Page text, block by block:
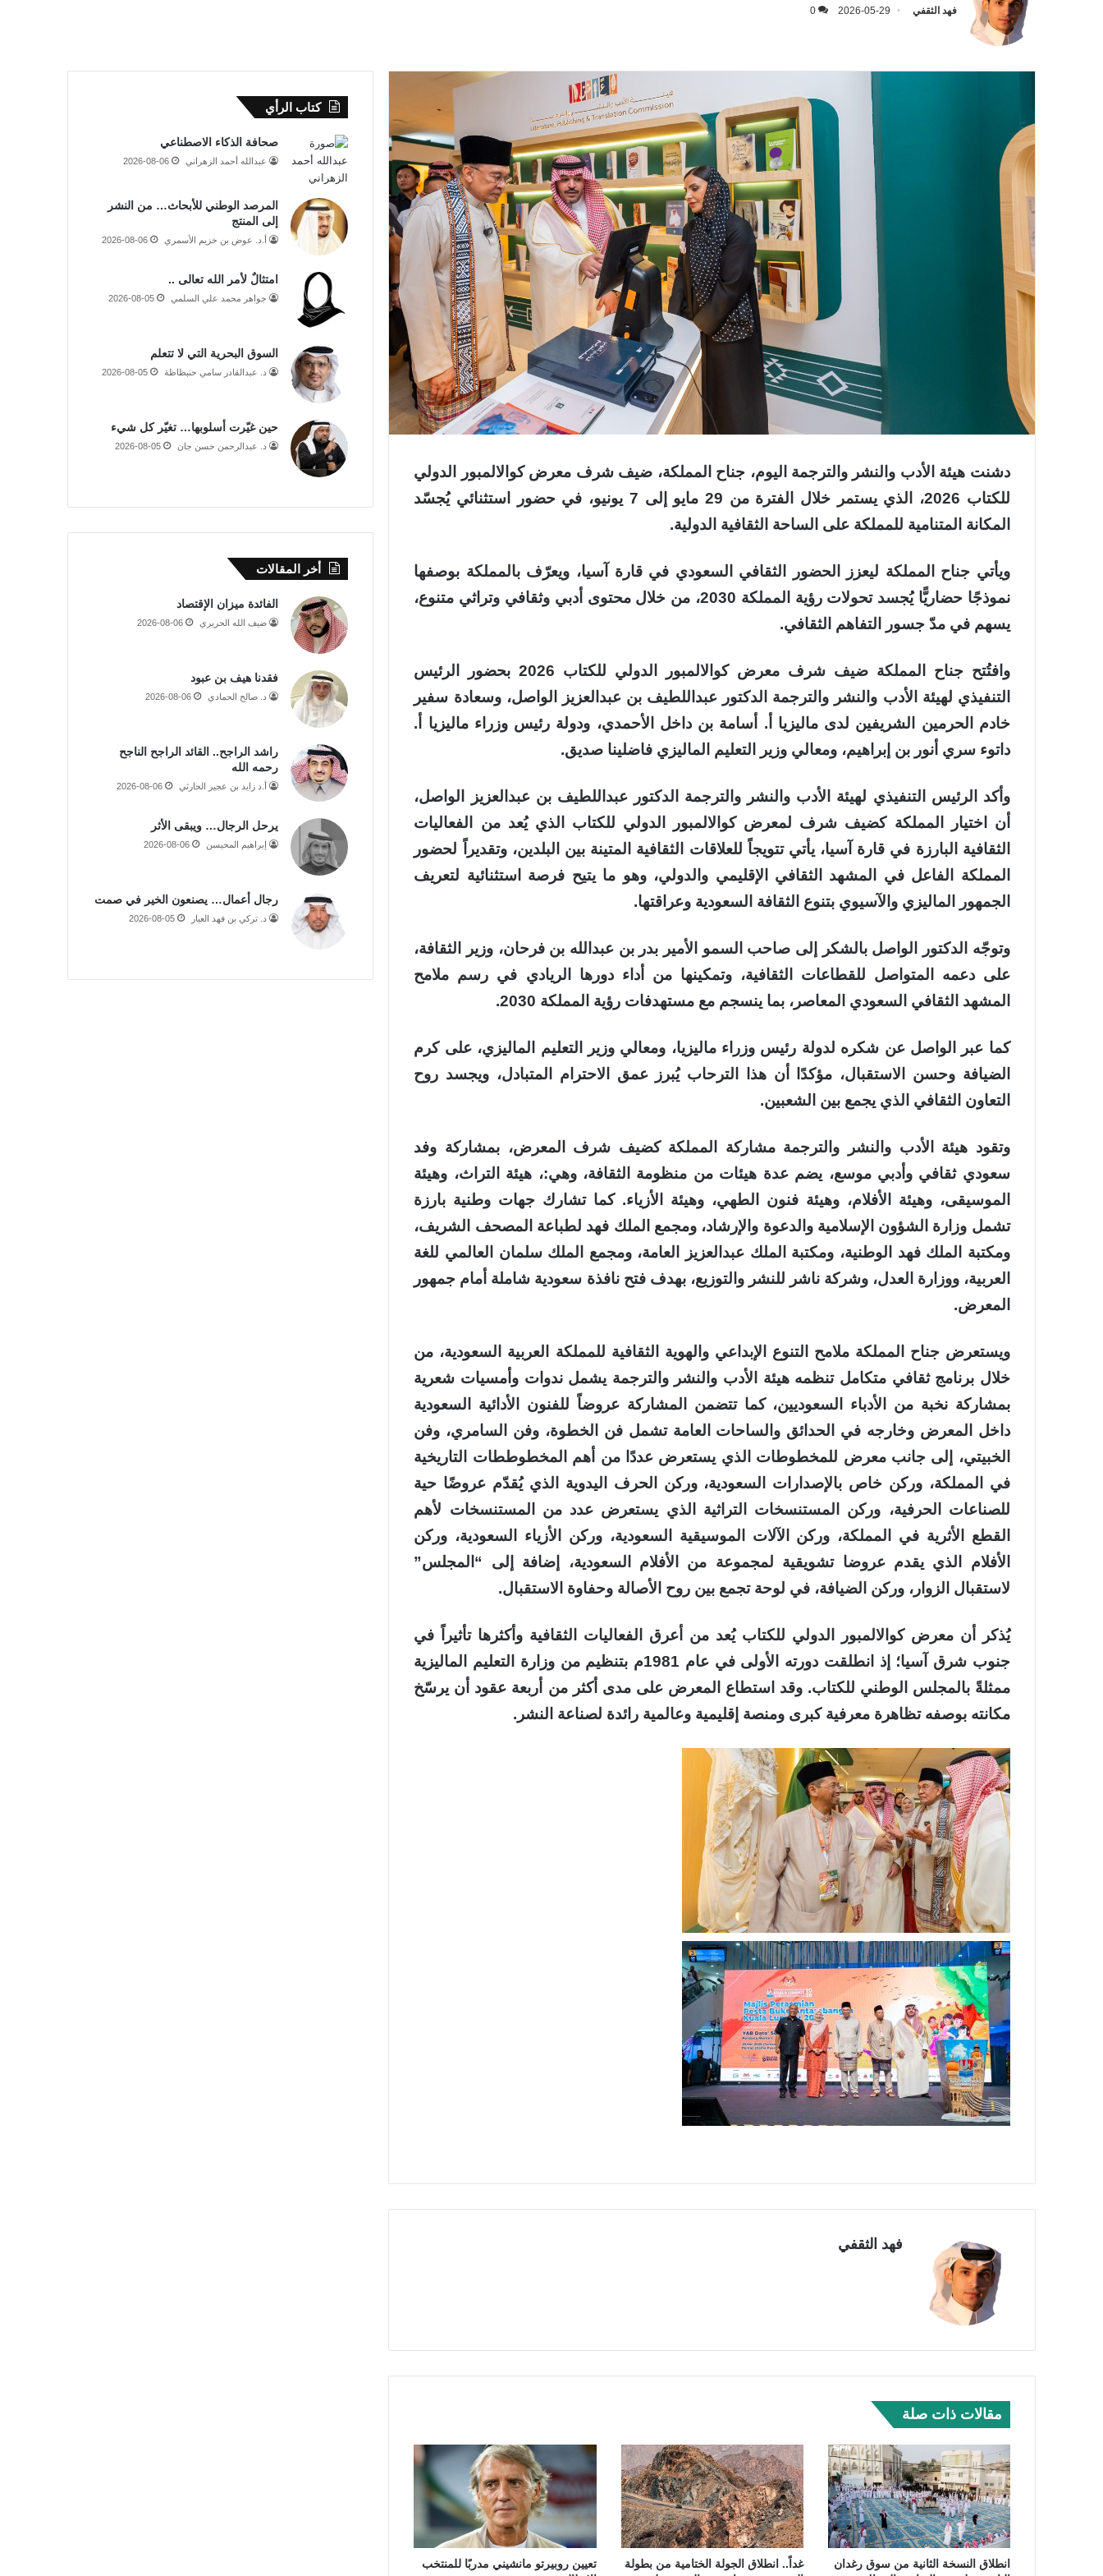
فهد الثقفي 2026-05-29
0
دشنت هيئة الأدب والنشر والترجمة اليوم، جناح المملكة، ضيف شرف معرض كوالالمبور الدولي
للكتاب 2026، الذي يستمر خلال الفترة من 29 مايو إلى 7 يونيو، في حضور استثنائي يُجسّد
المكانة المتنامية للمملكة على الساحة الثقافية الدولية.
ويأتي جناح المملكة ليعزز الحضور الثقافي السعودي في قارة آسيا، ويعرّف بالمملكة بوصفها
نموذجًا حضاريًّا يُجسد تحولات رؤية المملكة 2030، من خلال محتوى أدبي وثقافي وتراثي متنوع،
يسهم في مدّ جسور التفاهم الثقافي.
وافتُتح جناح المملكة ضيف شرف معرض كوالالمبور الدولي للكتاب 2026 بحضور الرئيس
التنفيذي لهيئة الأدب والنشر والترجمة الدكتور عبداللطيف بن عبدالعزيز الواصل، وسعادة سفير
خادم الحرمين الشريفين لدى ماليزيا أ. أسامة بن داخل الأحمدي، ودولة رئيس وزراء ماليزيا أ.
داتوء سري أنور بن إبراهيم، ومعالي وزير التعليم الماليزي فاضلينا صديق.
وأكد الرئيس التنفيذي لهيئة الأدب والنشر والترجمة الدكتور عبداللطيف بن عبدالعزيز الواصل،
أن اختيار المملكة كضيف شرف لمعرض كوالالمبور الدولي للكتاب الذي يُعد من الفعاليات
الثقافية البارزة في قارة آسيا، يأتي تتويجاً للعلاقات الثقافية المتينة بين البلدين، وتقديراً لحضور
المملكة الفاعل في المشهد الثقافي الإقليمي والدولي، وهو ما يتيح فرصة استثنائية لتعريف
الجمهور الماليزي والآسيوي بتنوع الثقافة السعودية وعراقتها.
وتوجّه الدكتور الواصل بالشكر إلى صاحب السمو الأمير بدر بن عبدالله بن فرحان، وزير الثقافة،
على دعمه المتواصل للقطاعات الثقافية، وتمكينها من أداء دورها الريادي في رسم ملامح
المشهد الثقافي السعودي المعاصر، بما ينسجم مع مستهدفات رؤية المملكة 2030.
كما عبر الواصل عن شكره لدولة رئيس وزراء ماليزيا، ومعالي وزير التعليم الماليزي، على كرم
الضيافة وحسن الاستقبال، مؤكدًا أن هذا الترحاب يُبرز عمق الاحترام المتبادل، ويجسد روح
التعاون الثقافي الذي يجمع بين الشعبين.
وتقود هيئة الأدب والنشر والترجمة مشاركة المملكة كضيف شرف المعرض، بمشاركة وفد
سعودي ثقافي وأدبي موسع، يضم عدة هيئات من منظومة الثقافة، وهي:، هيئة التراث، وهيئة
الموسيقى، وهيئة الأفلام، وهيئة فنون الطهي، وهيئة الأزياء. كما تشارك جهات وطنية بارزة
تشمل وزارة الشؤون الإسلامية والدعوة والإرشاد، ومجمع الملك فهد لطباعة المصحف الشريف،
ومكتبة الملك فهد الوطنية، ومكتبة الملك عبدالعزيز العامة، ومجمع الملك سلمان العالمي للغة
العربية، ووزارة العدل، وشركة ناشر للنشر والتوزيع، بهدف فتح نافذة سعودية شاملة أمام جمهور
المعرض.
ويستعرض جناح المملكة ملامح التنوع الإبداعي والهوية الثقافية للمملكة العربية السعودية، من
خلال برنامج ثقافي متكامل تنظمه هيئة الأدب والنشر والترجمة يشمل ندوات وأمسيات شعرية
بمشاركة نخبة من الأدباء السعوديين، كما تتضمن المشاركة عروضاً للفنون الأدائية السعودية
داخل المعرض وخارجه في الحدائق والساحات العامة تشمل فن الخطوة، وفن السامري، وفن
الخبيتي، إلى جانب معرض للمخطوطات الذي يستعرض عددًا من أهم المخطوططات التاريخية
في المملكة، وركن خاص بالإصدارات السعودية، وركن الحرف اليدوية الذي يُقدّم عروضًا حية
للصناعات الحرفية، وركن المستنسخات التراثية الذي يستعرض عدد من المستنسخات لأهم
القطع الأثرية في المملكة، وركن الآلات الموسيقية السعودية، وركن الأزياء السعودية، وركن
الأفلام الذي يقدم عروضا تشويقية لمجموعة من الأفلام السعودية، إضافة إلى “المجلس”
لاستقبال الزوار، وركن الضيافة، في لوحة تجمع بين روح الأصالة وحفاوة الاستقبال.
يُذكر أن معرض كوالالمبور الدولي للكتاب يُعد من أعرق الفعاليات الثقافية وأكثرها تأثيراً في
جنوب شرق آسيا؛ إذ انطلقت دورته الأولى في عام 1981م بتنظيم من وزارة التعليم الماليزية
ممثلةً بالمجلس الوطني للكتاب. وقد استطاع المعرض على مدى أكثر من أربعة عقود أن يرسّخ
مكانته بوصفه تظاهرة معرفية كبرى ومنصة إقليمية وعالمية رائدة لصناعة النشر.
فهد الثقفي
مقالات ذات صلة
انطلاق النسخة الثانية من سوق رغدان
غداً.. انطلاق الجولة الختامية من بطولة
تعيين روبيرتو مانشيني مدربًا للمنتخب
كتاب الرأي
صحافة الذكاء الاصطناعي
عبدالله أحمد الزهراني 2026-08-06
المرصد الوطني للأبحاث… من النشر
إلى المنتج
أ.د. عوض بن خزيم الأسمري 2026-08-06
امتثالٌ لأمر الله تعالى ..
جواهر محمد علي السلمي 2026-08-05
السوق البحرية التي لا تتعلم
د. عبدالقادر سامي حنبظاظة 2026-08-05
حين غيّرت أسلوبها… تغيّر كل شيء
د. عبدالرحمن حسن جان 2026-08-05
أخر المقالات
الفائدة ميزان الإقتصاد
ضيف الله الحريري 2026-08-06
فقدنا هيف بن عبود
د. صالح الحمادي 2026-08-06
راشد الراجح.. القائد الراجح الناجح
رحمه الله
أ.د زايد بن عجير الحارثي 2026-08-06
يرحل الرجال… ويبقى الأثر
إبراهيم المحيسن 2026-08-06
رجال أعمال… يصنعون الخير في صمت
د. تركي بن فهد العيار 2026-08-05